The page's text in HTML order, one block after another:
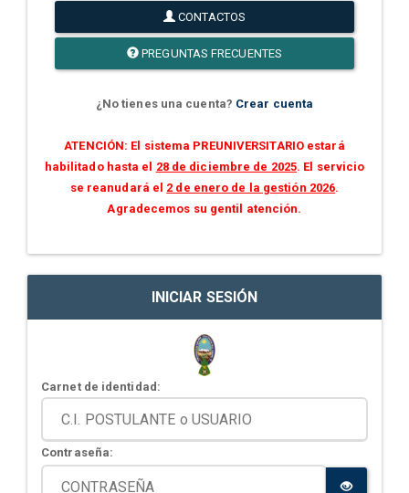
CONTACTOS
PREGUNTAS FRECUENTES
¿No tienes una cuenta? Crear cuenta
ATENCIÓN: El sistema PREUNIVERSITARIO estará
habilitado hasta el 28 de diciembre de 2025. El servicio
se reanudará el 2 de enero de la gestión 2026.
Agradecemos su gentil atención.
INICIAR SESIÓN
Carnet de identidad:
Contraseña: